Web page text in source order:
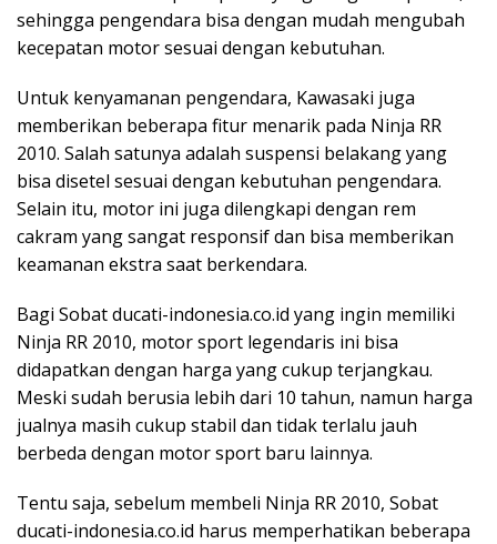
sehingga pengendara bisa dengan mudah mengubah
kecepatan motor sesuai dengan kebutuhan.
Untuk kenyamanan pengendara, Kawasaki juga
memberikan beberapa fitur menarik pada Ninja RR
2010. Salah satunya adalah suspensi belakang yang
bisa disetel sesuai dengan kebutuhan pengendara.
Selain itu, motor ini juga dilengkapi dengan rem
cakram yang sangat responsif dan bisa memberikan
keamanan ekstra saat berkendara.
Bagi Sobat ducati-indonesia.co.id yang ingin memiliki
Ninja RR 2010, motor sport legendaris ini bisa
didapatkan dengan harga yang cukup terjangkau.
Meski sudah berusia lebih dari 10 tahun, namun harga
jualnya masih cukup stabil dan tidak terlalu jauh
berbeda dengan motor sport baru lainnya.
Tentu saja, sebelum membeli Ninja RR 2010, Sobat
ducati-indonesia.co.id harus memperhatikan beberapa